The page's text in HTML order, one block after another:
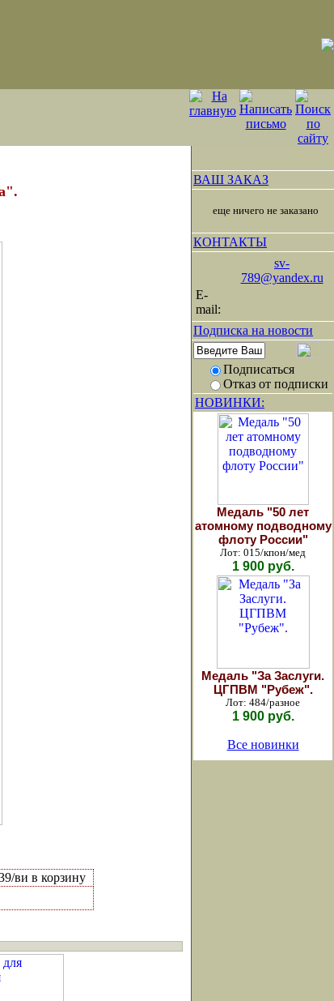
ви в корзину
ВАШ ЗАКАЗ
еще ничего не заказано
КОНТАКТЫ
sv-
789@yandex.ru
E-
mail:
Подписка на новости
Подписаться
Отказ от подписки
НОВИНКИ:
Медаль "50 лет
атомному подводному
флоту России"
Лот: 015/кпон/мед
1 900 руб.
Медаль "За Заслуги.
ЦГПВМ "Рубеж".
Лот: 484/разное
1 900 руб.
Все новинки